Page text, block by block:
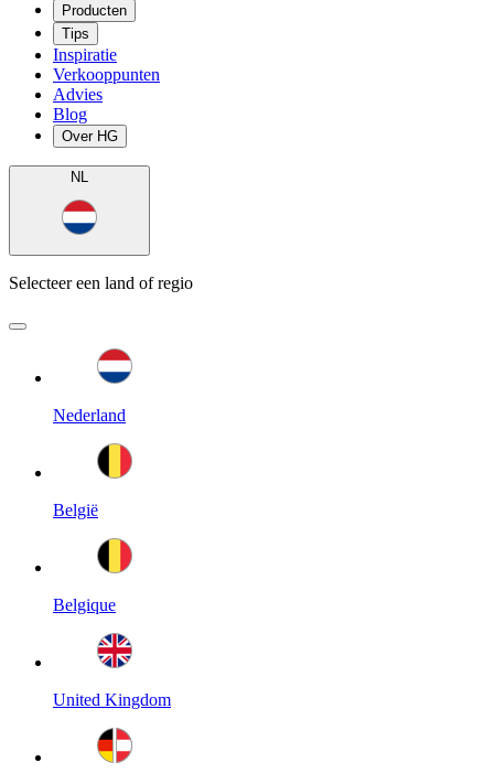
Producten
Tips
Inspiratie
Verkooppunten
Advies
Blog
Over HG
NL
Selecteer een land of regio
Nederland
België
Belgique
United Kingdom